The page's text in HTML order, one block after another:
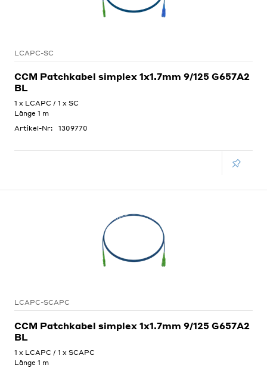
LCAPC-SC
CCM Patchkabel simplex 1x1.7mm 9/125 G657A2
BL
1 x LCAPC / 1 x SC
Länge 1 m
Artikel-Nr:
1309770
LCAPC-SCAPC
CCM Patchkabel simplex 1x1.7mm 9/125 G657A2
BL
1 x LCAPC / 1 x SCAPC
Länge 1 m